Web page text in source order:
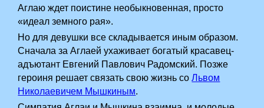
Аглаю ждет поистине необыкновенная, просто
«идеал земного рая».
Но для девушки все складывается иным образом.
Сначала за Аглаей ухаживает богатый красавец-
адъютант Евгений Павлович Радомский. Позже
героиня решает связать свою жизнь соЛьвом
Николаевичем Мышкиным.